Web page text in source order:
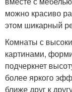
можно красиво
этом шикарный
Комнаты с
картинами,
подчеркнет
более яркого
ближе друг к